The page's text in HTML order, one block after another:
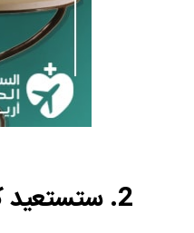
2. ستستعيد كل الوزن الذي فقدته مرة أخرى